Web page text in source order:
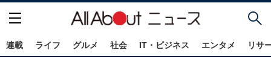
連載 ライフ グルメ 社会 IT・ビジネス エンタメ リサ